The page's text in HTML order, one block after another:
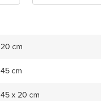
20 cm
45 cm
45 x 20 cm